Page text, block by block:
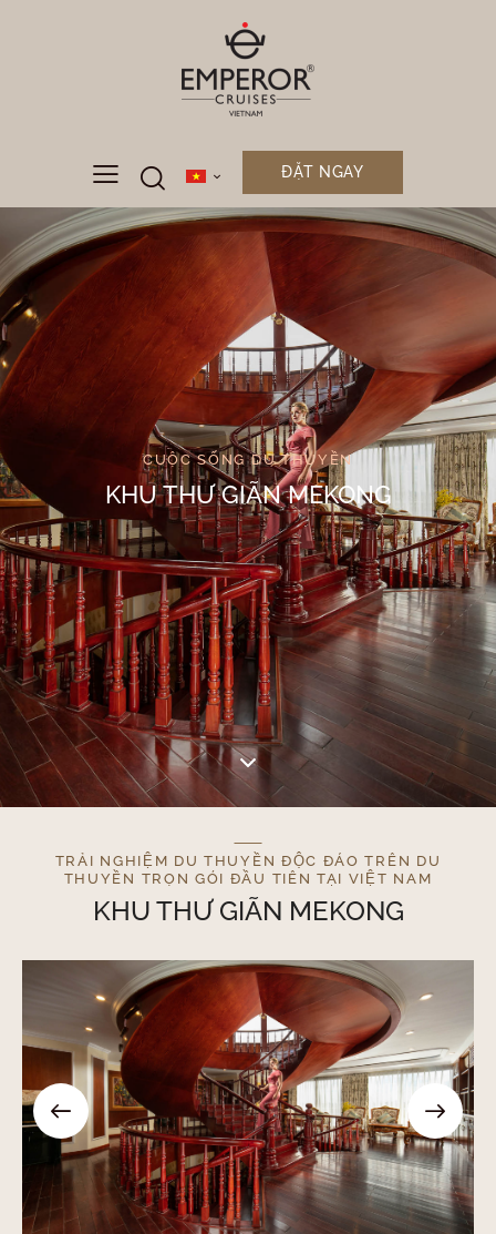
ĐẶT NGAY
CUỘC SỐNG DU THUYỀN
KHU THƯ GIÃN MEKONG
TRẢI NGHIỆM DU THUYỀN ĐỘC ĐÁO TRÊN DU
THUYỀN TRỌN GÓI ĐẦU TIÊN TẠI VIỆT NAM
KHU THƯ GIÃN MEKONG